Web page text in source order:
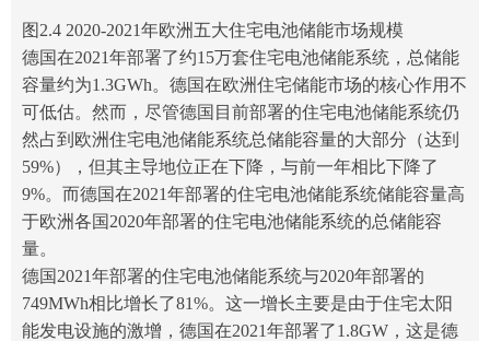
图2.4 2020-2021年欧洲五大住宅电池储能市场规模
德国在2021年部署了约15万套住宅电池储能系统，总储能
容量约为1.3GWh。德国在欧洲住宅储能市场的核心作用不
可低估。然而，尽管德国目前部署的住宅电池储能系统仍
然占到欧洲住宅电池储能系统总储能容量的大部分（达到
59%），但其主导地位正在下降，与前一年相比下降了
9%。而德国在2021年部署的住宅电池储能系统储能容量高
于欧洲各国2020年部署的住宅电池储能系统的总储能容
量。
德国2021年部署的住宅电池储能系统与2020年部署的
749MWh相比增长了81%。这一增长主要是由于住宅太阳
能发电设施的激增，德国在2021年部署了1.8GW，这是德